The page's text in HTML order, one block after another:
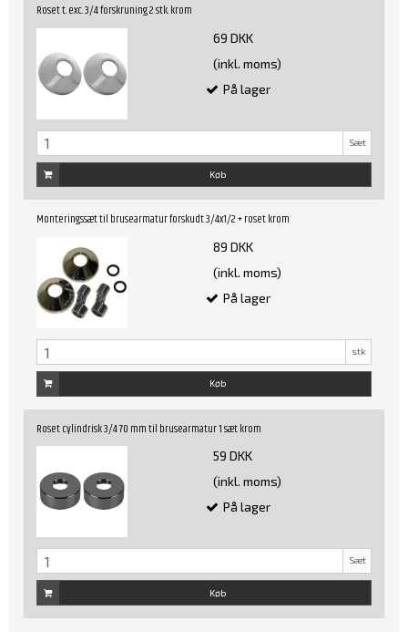
Roset t. exc. 3/4 forskruning 2 stk. krom
69 DKK
(inkl. moms)
På lager
Sæt
Køb
Monteringssæt til brusearmatur forskudt 3/4x1/2 + roset krom
89 DKK
(inkl. moms)
På lager
stk
Køb
Roset cylindrisk 3/4 70 mm til brusearmatur 1 sæt krom
59 DKK
(inkl. moms)
På lager
Sæt
Køb